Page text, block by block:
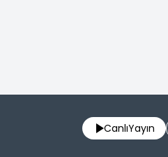
CanlıYayın